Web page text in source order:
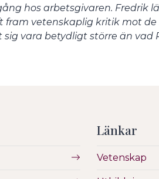
hos arbetsgivaren. Fredrik
vetenskaplig kritik mot
vara betydligt större än vad
Länkar
Vetenskap